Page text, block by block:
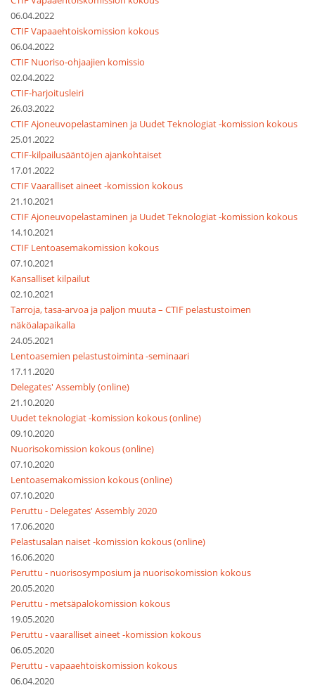
06.04.2022
CTIF Vapaaehtoiskomission kokous
06.04.2022
CTIF Nuoriso-ohjaajien komissio
02.04.2022
CTIF-harjoitusleiri
26.03.2022
CTIF Ajoneuvopelastaminen ja Uudet Teknologiat -komission kokous
25.01.2022
CTIF-kilpailusääntöjen ajankohtaiset
17.01.2022
CTIF Vaaralliset aineet -komission kokous
21.10.2021
CTIF Ajoneuvopelastaminen ja Uudet Teknologiat -komission kokous
14.10.2021
CTIF Lentoasemakomission kokous
07.10.2021
Kansalliset kilpailut
02.10.2021
Tarroja, tasa-arvoa ja paljon muuta – CTIF pelastustoimen
näköalapaikalla
24.05.2021
Lentoasemien pelastustoiminta -seminaari
17.11.2020
Delegates' Assembly (online)
21.10.2020
Uudet teknologiat -komission kokous (online)
09.10.2020
Nuorisokomission kokous (online)
07.10.2020
Lentoasemakomission kokous (online)
07.10.2020
Peruttu - Delegates' Assembly 2020
17.06.2020
Pelastusalan naiset -komission kokous (online)
16.06.2020
Peruttu - nuorisosymposium ja nuorisokomission kokous
20.05.2020
Peruttu - metsäpalokomission kokous
19.05.2020
Peruttu - vaaralliset aineet -komission kokous
06.05.2020
Peruttu - vapaaehtoiskomission kokous
06.04.2020